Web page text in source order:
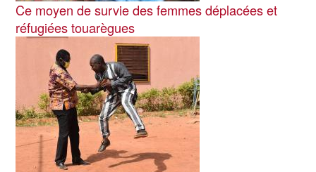
Ce moyen de survie des femmes déplacées et
réfugiées touarègues
Image